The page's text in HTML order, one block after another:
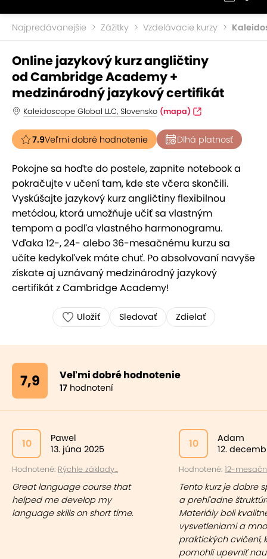
Najpredávanejšie Zážitky Vzdelávacie kurzy
Online jazykový kurz angličtiny
od Cambridge Academy +
medzinárodný jazykový certifikát
Kaleidoscope Global LLC, Slovensko (mapa)
7.9Veľmi dobré hodnotenie Dlhá platnosť
Pokojne sa hoďte do postele, zapnite notebook a
pokračujte v učení tam, kde ste včera skončili.
Vyskúšajte jazykový kurz angličtiny flexibilnou
metódou, ktorá umožňuje učiť sa vlastným
tempom a podľa vlastného harmonogramu.
Vďaka 12-, 24- alebo 36-mesačnému kurzu sa
učíte kedykoľvek máte chuť. Po absolvovaní navyše
získate aj uznávaný medzinárodný jazykový
certifikát z Cambridge Academy!
Uložiť Sledovať Zdielať
7,9 Veľmi dobré hodnotenie
17 hodnotení
10
Pawel
13. júna 2025
Hodnotené: Rýchle základy...
Great language course that
helped me develop my
language skills on short time.
10
Adam
12.
Hodnotené: 12-
Tento kurz je dobre
a prehľadne
Materiály boli
vysvetleniami a
praktických cvičení,
pomohli upevniť